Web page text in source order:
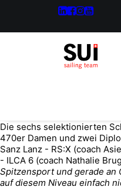
Die sechs selektionierten
470er Damen und zwei
Sanz Lanz - RS:X (coach
- ILCA 6 (coach Nathalie
Spitzensport und gerade an
auf diesem Niveau einfach